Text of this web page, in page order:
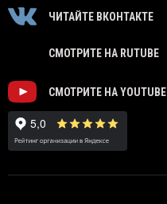
ЧИТАЙТЕ ВКОНТАКТЕ
СМОТРИТЕ НА RUTUBE
СМОТРИТЕ НА YOUTUBE